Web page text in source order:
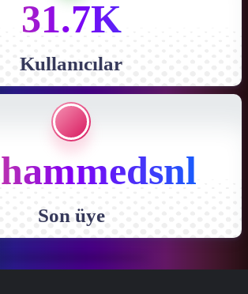
31.7K
Kullanıcılar
Son üye